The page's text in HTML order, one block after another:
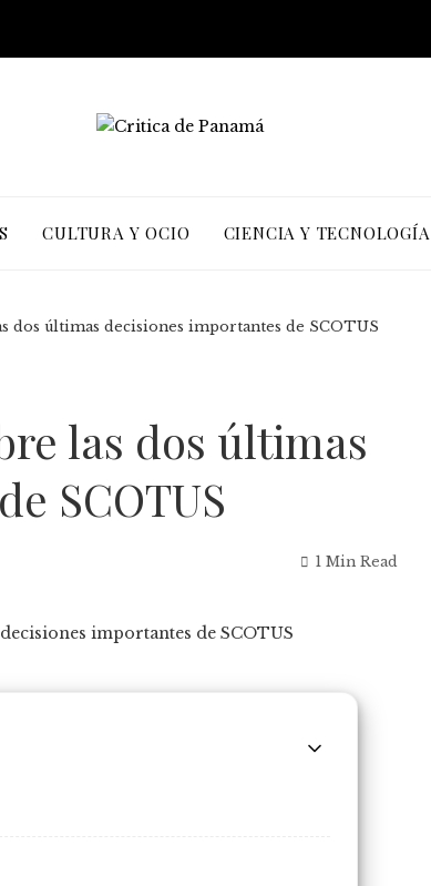
CULTURA Y OCIO CIENCIA Y TECNOLOGÍA
dos últimas decisiones importantes de SCOTUS
las dos últimas
SCOTUS
1 Min Read